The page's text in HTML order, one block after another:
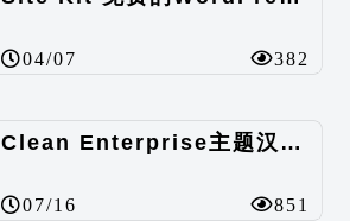
04/07 382
Clean Enterprise主题汉化包
07/16 851